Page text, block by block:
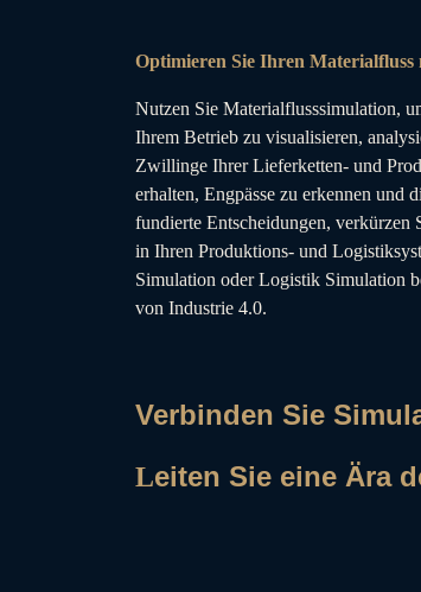
Optimieren Sie Ihren Materialfluss
Nutzen Sie Materialflusssimulation,
Ihrem Betrieb zu visualisieren,
Zwillinge Ihrer Lieferketten- und
erhalten, Engpässe zu erkennen und
fundierte Entscheidungen,
in Ihren Produktions- und
Simulation oder Logistik Simulation
von Industrie 4.0.
Verbinden Sie
Leiten Sie eine Ära